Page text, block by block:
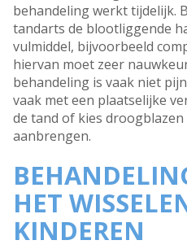
behandeling werkt tijdelijk.
tandarts de blootliggende
vulmiddel, bijvoorbeeld
hiervan moet zeer
behandeling is vaak niet
vaak met een plaatselijke
de tand of kies
aanbrengen.
HET
KINDEREN